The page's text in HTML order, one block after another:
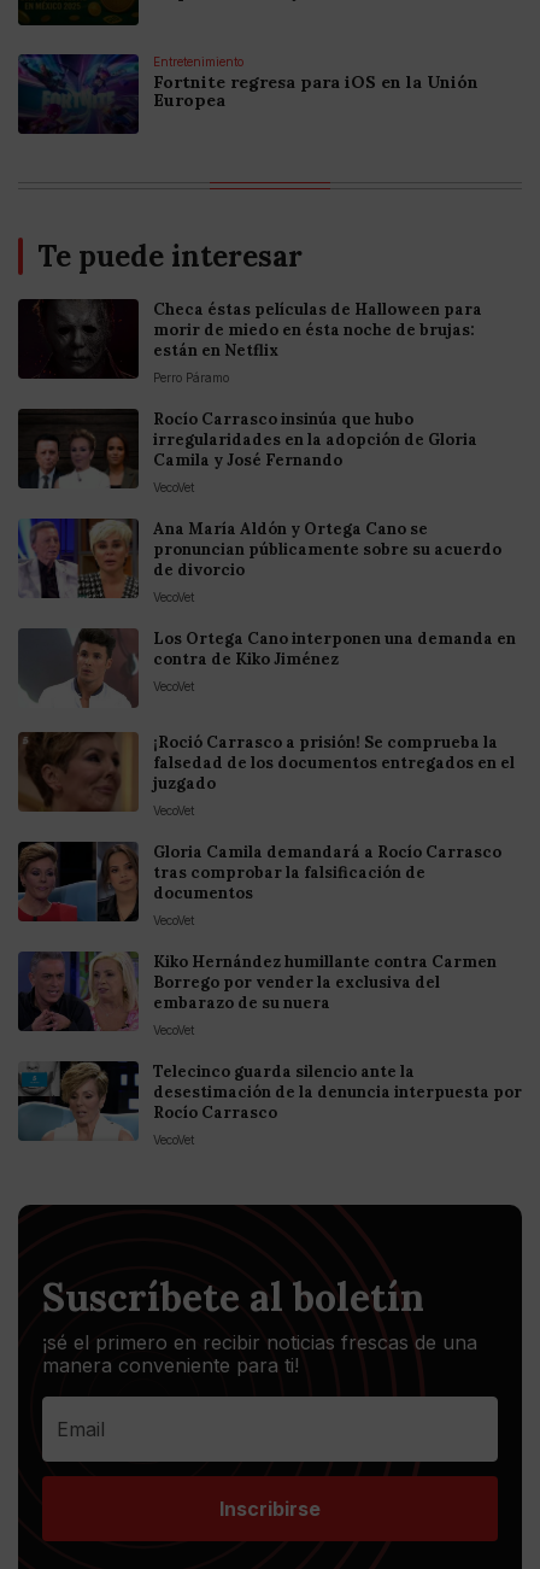
Entretenimiento
Fortnite regresa para iOS en la Unión
Europea
Te puede interesar
Checa éstas películas de Halloween para
morir de miedo en ésta noche de brujas:
están en Netflix
Perro Páramo
Rocío Carrasco insinúa que hubo
irregularidades en la adopción de Gloria
Camila y José Fernando
VecoVet
Ana María Aldón y Ortega Cano se
pronuncian públicamente sobre su acuerdo
de divorcio
VecoVet
Los Ortega Cano interponen una demanda en
contra de Kiko Jiménez
VecoVet
¡Roció Carrasco a prisión! Se comprueba la
falsedad de los documentos entregados en el
juzgado
VecoVet
Gloria Camila demandará a Rocío Carrasco
tras comprobar la falsificación de
documentos
VecoVet
Kiko Hernández humillante contra Carmen
Borrego por vender la exclusiva del
embarazo de su nuera
VecoVet
Telecinco guarda silencio ante la
desestimación de la denuncia interpuesta por
Rocío Carrasco
VecoVet
Suscríbete al boletín
¡sé el primero en recibir noticias frescas de una
manera conveniente para ti!
Inscribirse